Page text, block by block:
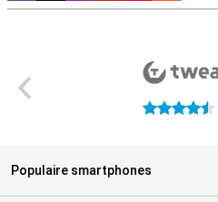
4.5 sterren
Populaire smartphones